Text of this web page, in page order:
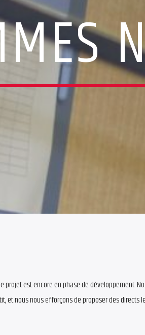
est encore en phase de développement.
et nous nous efforçons de proposer des directs